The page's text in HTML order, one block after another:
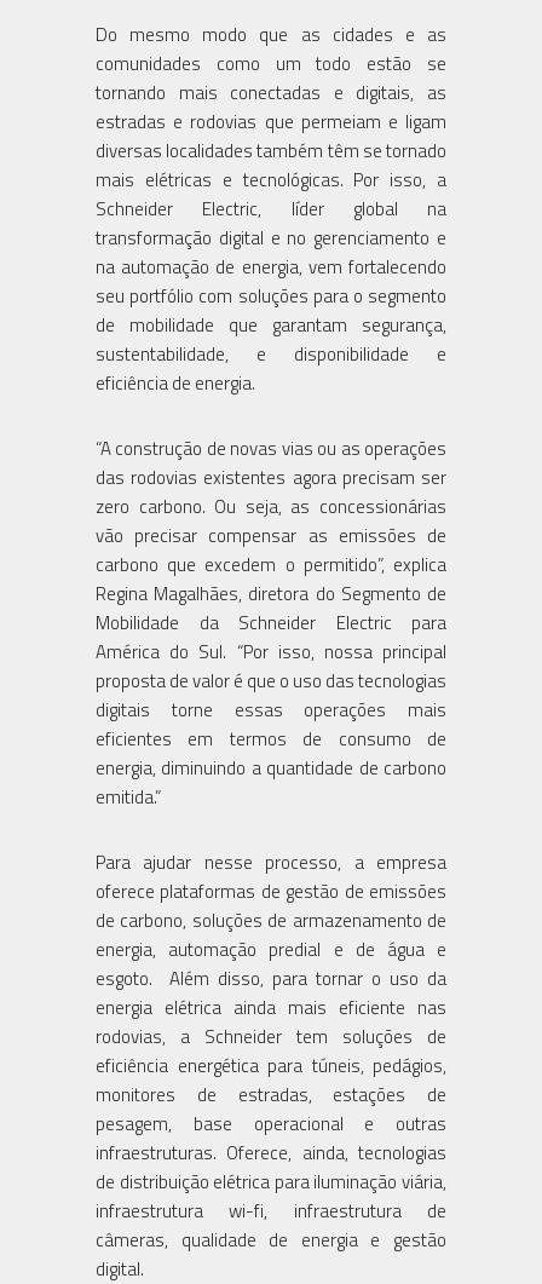
Do mesmo modo que as cidades e as
comunidades como um todo estão se
tornando mais conectadas e digitais, as
estradas e rodovias que permeiam e ligam
diversas localidades também têm se tornado
mais elétricas e tecnológicas. Por isso, a
Schneider Electric, líder global na
transformação digital e no gerenciamento e
na automação de energia, vem fortalecendo
seu portfólio com soluções para o segmento
de mobilidade que garantam segurança,
sustentabilidade, e disponibilidade e
eficiência de energia.
“A construção de novas vias ou as operações
das rodovias existentes agora precisam ser
zero carbono. Ou seja, as concessionárias
vão precisar compensar as emissões de
carbono que excedem o permitido”, explica
Regina Magalhães, diretora do Segmento de
Mobilidade da Schneider Electric para
América do Sul. “Por isso, nossa principal
proposta de valor é que o uso das tecnologias
digitais torne essas operações mais
eficientes em termos de consumo de
energia, diminuindo a quantidade de carbono
emitida.”
Para ajudar nesse processo, a empresa
oferece plataformas de gestão de emissões
de carbono, soluções de armazenamento de
energia, automação predial e de água e
esgoto. Além disso, para tornar o uso da
energia elétrica ainda mais eficiente nas
rodovias, a Schneider tem soluções de
eficiência energética para túneis, pedágios,
monitores de estradas, estações de
pesagem, base operacional e outras
infraestruturas. Oferece, ainda, tecnologias
de distribuição elétrica para iluminação viária,
infraestrutura wi-fi, infraestrutura de
câmeras, qualidade de energia e gestão
digital.